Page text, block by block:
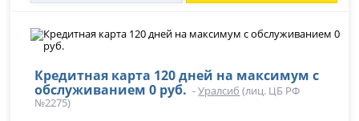
Кредитная карта 120 дней на максимум с
обслуживанием 0 руб. -Уралсиб (лиц. ЦБ РФ
№2275)